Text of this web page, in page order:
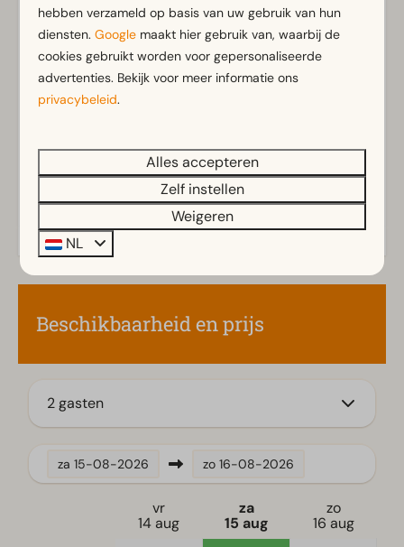
Badkamer
Badkamer(s) beneden: 1
Douche(cabine)
Terras
Tuinset
Keuken
Combimagnetron
Koelvriescombinatie(s)
Waterkoker
Toon meer ↓
Beschikbaarheid en prijs
2 gasten
za 15-08-2026 zo 16-08-2026
vr
14 aug
za
15 aug
zo
16 aug
hebben verzameld op basis van uw gebruik van hun
diensten.Google maakt hier gebruik van, waarbij de
cookies gebruikt worden voor gepersonaliseerde
advertenties. Bekijk voor meer informatie ons
privacybeleid.
Alles accepteren
Zelf instellen
Weigeren
NL